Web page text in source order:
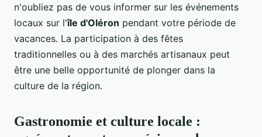
n'oubliez pas de vous informer sur les événements
locaux sur l'île d'Oléron pendant votre période de
vacances. La participation à des fêtes
traditionnelles ou à des marchés artisanaux peut
être une belle opportunité de plonger dans la
culture de la région.
Gastronomie et culture locale :